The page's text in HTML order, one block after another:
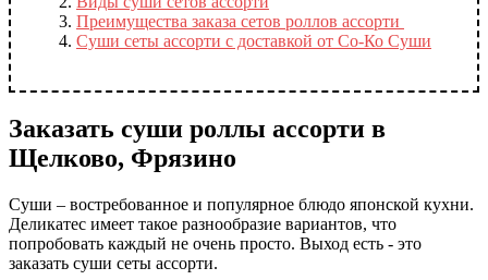
Преимущества заказа сетов роллов ассорти
Суши сеты ассорти с доставкой от Со-Ко Суши
Заказать суши роллы ассорти в
Щелково, Фрязино
Суши – востребованное и популярное блюдо японской кухни.
Деликатес имеет такое разнообразие вариантов, что
попробовать каждый не очень просто. Выход есть - это
заказать суши сеты ассорти.